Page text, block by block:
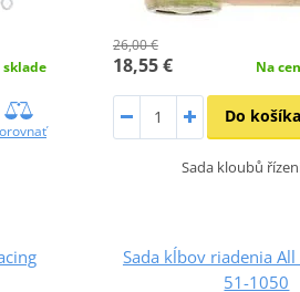
26,00 €
18,55 € Na
Do košíka
Sada kloubů
Sada kĺbov riadenia All
51-1050